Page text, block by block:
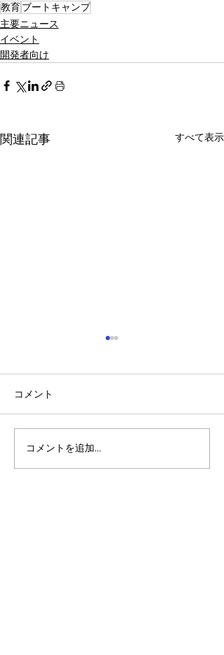
教育ブートキャンプ
主要ニュース
イベント
開発者向け
関連記事 すべて表示
アルゴランドのポスト量
子暗号（PQC）ロードマ
コメント
コメントを追加…